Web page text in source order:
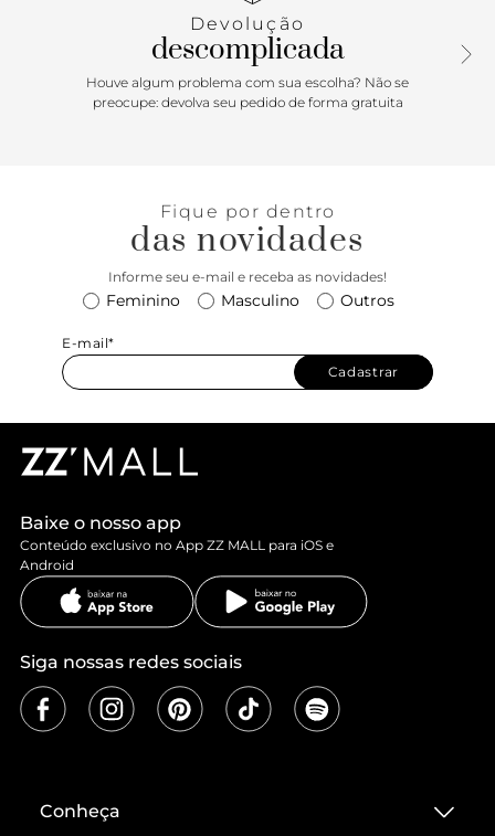
casuais com estilo e autenticidade.
Devolução
descomplicada
Houve algum problema com sua escolha? Não se
preocupe: devolva seu pedido de forma gratuita
Fique por dentro
das novidades
Informe seu e-mail e receba as novidades!
Feminino Masculino Outros
E-mail*
Cadastrar
Baixe o nosso app
Conteúdo exclusivo no App ZZ MALL para iOS e
Android
Siga nossas redes sociais
Conheça